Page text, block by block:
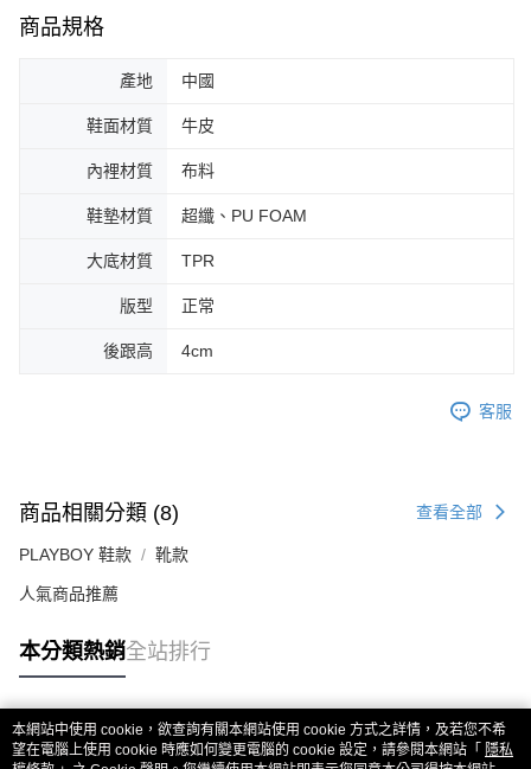
商品規格
產地 中國
鞋面材質 牛皮
內裡材質 布料
鞋墊材質 超纖、PU FOAM
大底材質 TPR
版型 正常
後跟高 4cm
客服
商品相關分類 (8) 查看全部
PLAYBOY 鞋款 靴款
人氣商品推薦
本分類熱銷全站排行
熱門標籤
本網站中使用 cookie，欲查詢有關本網站使用 cookie 方式之詳情，及若您不希
望在電腦上使用 cookie 時應如何變更電腦的 cookie 設定，請參閱本網站「 隱私